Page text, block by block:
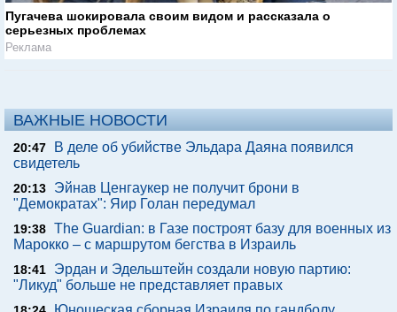
Пугачева шокировала своим видом и рассказала о
серьезных проблемах
Реклама
ВАЖНЫЕ НОВОСТИ
20:47
В деле об убийстве Эльдара Даяна появился
свидетель
20:13
Эйнав Ценгаукер не получит брони в
"Демократах": Яир Голан передумал
19:38 The Guardian: в Газе построят базу для военных из
Марокко – с маршрутом бегства в Израиль
18:41
Эрдан и Эдельштейн создали новую партию:
"Ликуд" больше не представляет правых